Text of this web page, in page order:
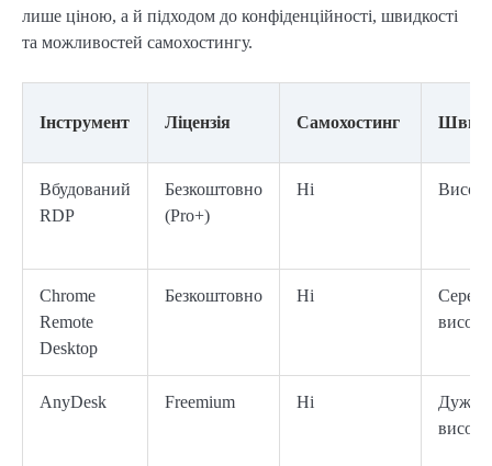
лише ціною, а й підходом до конфіденційності, швидкості
та можливостей самохостингу.
Інструмент Ліцензія Самохостинг
Вбудований
RDP
Безкоштовно
(Pro+)
Ні Висока
Chrome
Remote
Desktop
Безкоштовно Ні
висока
AnyDesk Freemium Ні
Дуже
висока